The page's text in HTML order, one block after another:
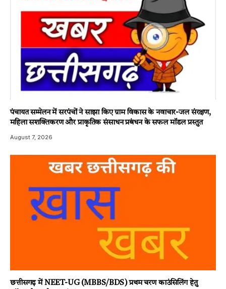
पंचायत सम्मेलन में सरपंचों ने साझा किए ग्राम विकास के नवाचार-जल संरक्षण,
महिला सशक्तिकरण और प्राकृतिक संसाधन प्रबंधन के सफल मॉडल प्रस्तुत
August 7, 2026
छत्तीसगढ़ में NEET-UG (MBBS/BDS) प्रथम चरण काउंसिलिंग हेतु